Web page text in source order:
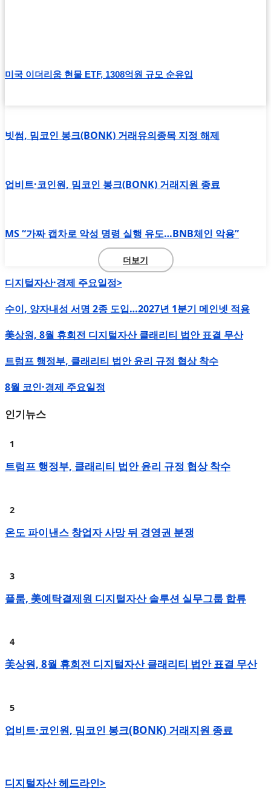
미국 이더리움 현물 ETF, 1308억원 규모 순유입
빗썸, 밈코인 봉크(BONK) 거래유의종목 지정 해제
업비트·코인원, 밈코인 봉크(BONK) 거래지원 종료
MS “가짜 캡차로 악성 명령 실행 유도…BNB체인 악용”
더보기
디지털자산·경제 주요일정>
수이, 양자내성 서명 2종 도입…2027년 1분기 메인넷 적용
美상원, 8월 휴회전 디지털자산 클래리티 법안 표결 무산
트럼프 행정부, 클래리티 법안 윤리 규정 협상 착수
8월 코인·경제 주요일정
인기뉴스
트럼프 행정부, 클래리티 법안 윤리 규정 협상 착수
온도 파이낸스 창업자 사망 뒤 경영권 분쟁
플룸, 美예탁결제원 디지털자산 솔루션 실무그룹 합류
美상원, 8월 휴회전 디지털자산 클래리티 법안 표결 무산
업비트·코인원, 밈코인 봉크(BONK) 거래지원 종료
디지털자산 헤드라인>